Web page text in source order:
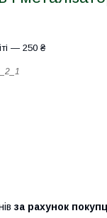
— 250 ₴
за рахунок